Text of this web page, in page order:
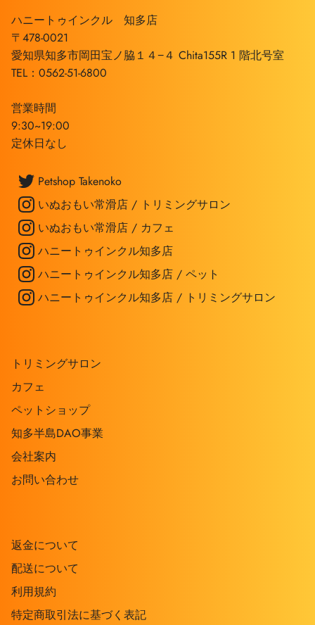
ハニートゥインクル 知多店
〒478-0021
愛知県知多市岡田宝ノ脇１４−４ Chita155R 1 階北号室
TEL：0562-51-6800
営業時間
9:30~19:00
定休日なし
Petshop Takenoko
いぬおもい常滑店 / トリミングサロン
いぬおもい常滑店 / カフェ
ハニートゥインクル知多店
ハニートゥインクル知多店 / ペット
ハニートゥインクル知多店 / トリミングサロン
トリミングサロン
カフェ
ペットショップ
知多半島DAO事業
会社案内
お問い合わせ
返金について
配送について
利用規約
特定商取引法に基づく表記